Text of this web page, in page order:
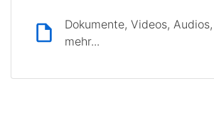
Dokumente, Videos,
mehr...